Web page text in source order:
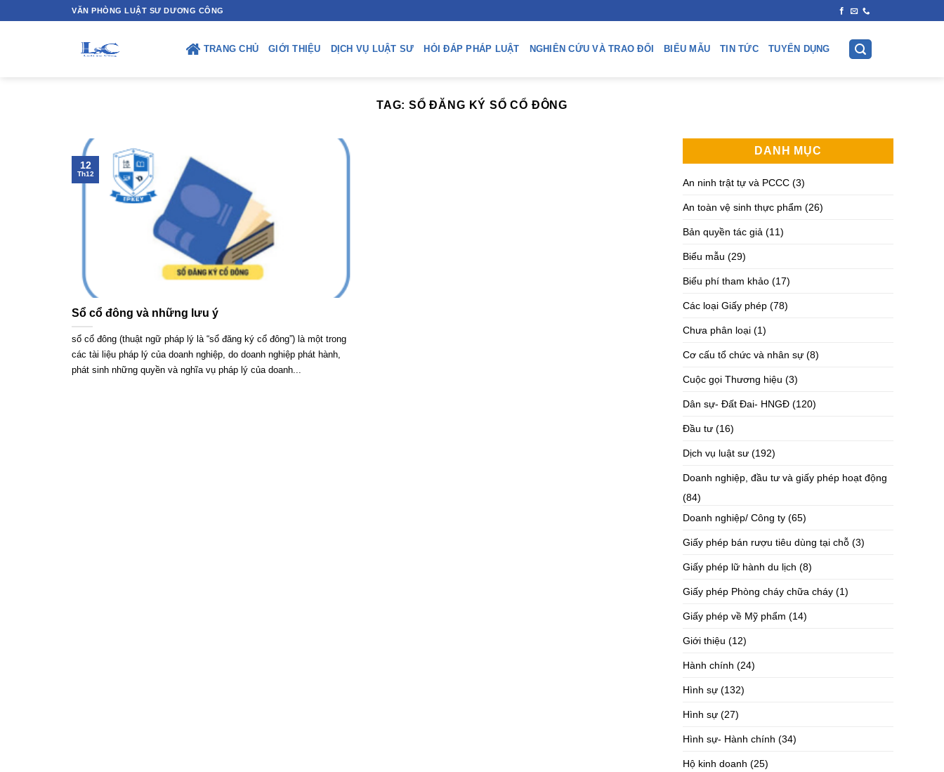
to
VĂN PHÒNG LUẬT SƯ DƯƠNG CÔNG
TRANG CHỦ GIỚI THIỆU DỊCH VỤ LUẬT SƯ HỎI ĐÁP PHÁP LUẬT NGHIÊN CỨU VÀ TRAO ĐỔI BIỂU MẪU TIN TỨC TUYỂN DỤNG
TAG:SỔ ĐĂNG KÝ SỔ CỔ ĐÔNG
Sổ cổ đông và những lưu ý
sổ cổ đông (thuật ngữ pháp lý là “sổ đăng ký cổ đông”) là một trong
các tài liệu pháp lý của doanh nghiệp, do doanh nghiệp phát hành,
phát sinh những quyền và nghĩa vụ pháp lý của doanh...
12
Th12
DANH MỤC
An ninh trật tự và PCCC (3)
An toàn vệ sinh thực phẩm (26)
Bản quyền tác giả (11)
Biểu mẫu (29)
Biểu phí tham khảo (17)
Các loại Giấy phép (78)
Chưa phân loại (1)
Cơ cấu tổ chức và nhân sự (8)
Cuộc gọi Thương hiệu (3)
Dân sự- Đất Đai- HNGĐ (120)
Đầu tư (16)
Dịch vụ luật sư (192)
Doanh nghiệp, đầu tư và giấy phép hoạt động
(84)
Doanh nghiệp/ Công ty (65)
Giấy phép bán rượu tiêu dùng tại chỗ (3)
Giấy phép lữ hành du lịch (8)
Giấy phép Phòng cháy chữa cháy (1)
Giấy phép về Mỹ phẩm (14)
Giới thiệu (12)
Hành chính (24)
Hình sự (132)
Hình sự (27)
Hình sự- Hành chính (34)
Hộ kinh doanh (25)